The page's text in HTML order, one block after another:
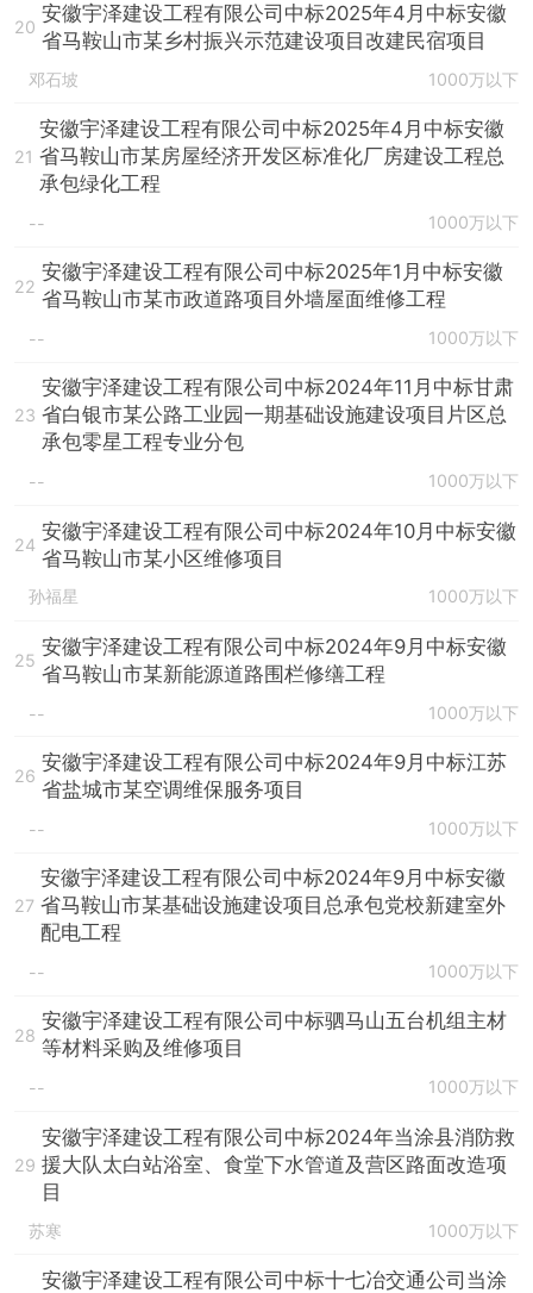
20
安徽宇泽建设工程有限公司中标2025年4月中标安徽
省马鞍山市某乡村振兴示范建设项目改建民宿项目
邓石坡 1000万以下
21
安徽宇泽建设工程有限公司中标2025年4月中标安徽
省马鞍山市某房屋经济开发区标准化厂房建设工程总
承包绿化工程
-- 1000万以下
22
安徽宇泽建设工程有限公司中标2025年1月中标安徽
省马鞍山市某市政道路项目外墙屋面维修工程
-- 1000万以下
23
安徽宇泽建设工程有限公司中标2024年11月中标甘肃
省白银市某公路工业园一期基础设施建设项目片区总
承包零星工程专业分包
-- 1000万以下
24
安徽宇泽建设工程有限公司中标2024年10月中标安徽
省马鞍山市某小区维修项目
孙福星 1000万以下
25
安徽宇泽建设工程有限公司中标2024年9月中标安徽
省马鞍山市某新能源道路围栏修缮工程
-- 1000万以下
26
安徽宇泽建设工程有限公司中标2024年9月中标江苏
省盐城市某空调维保服务项目
-- 1000万以下
27
安徽宇泽建设工程有限公司中标2024年9月中标安徽
省马鞍山市某基础设施建设项目总承包党校新建室外
配电工程
-- 1000万以下
28
安徽宇泽建设工程有限公司中标驷马山五台机组主材
等材料采购及维修项目
-- 1000万以下
29
安徽宇泽建设工程有限公司中标2024年当涂县消防救
援大队太白站浴室、食堂下水管道及营区路面改造项
目
苏寒 1000万以下
安徽宇泽建设工程有限公司中标十七冶交通公司当涂